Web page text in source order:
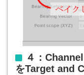
４：
をTarget and